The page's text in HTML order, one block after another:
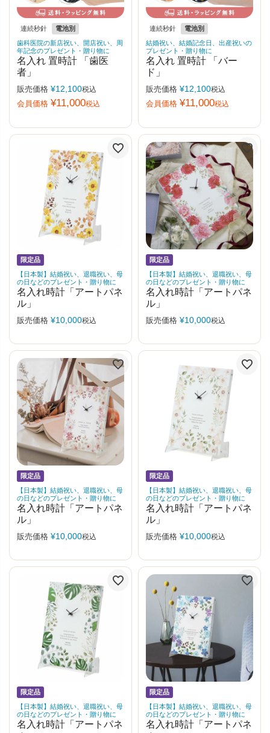
連続秒針
電池別
歯科医院の新店祝い、開店祝い、周
年記念のプレゼント・贈り物に
名入れ 置時計 「歯医
者」
販売価格 ¥12,100税込
会員価格 ¥11,000税込
連続秒針
電池別
結婚祝い、結婚記念日、出産祝いの
プレゼント・贈り物に
名入れ 置時計 「バー
ド」
販売価格 ¥12,100税込
会員価格 ¥11,000税込
限定品
【日本製】結婚祝い、退職祝い、母
の日などのプレゼント・贈り物に
名入れ時計「アートパネ
ル」
販売価格 ¥10,000税込
限定品
【日本製】結婚祝い、退職祝い、母
の日などのプレゼント・贈り物に
名入れ時計「アートパネ
ル」
販売価格 ¥10,000税込
限定品
【日本製】結婚祝い、退職祝い、母
の日などのプレゼント・贈り物に
名入れ時計「アートパネ
ル」
販売価格 ¥10,000税込
限定品
【日本製】結婚祝い、退職祝い、母
の日などのプレゼント・贈り物に
名入れ時計「アートパネ
ル」
販売価格 ¥10,000税込
限定品
【日本製】結婚祝い、退職祝い、母
の日などのプレゼント・贈り物に
名入れ時計「アートパネ
限定品
【日本製】結婚祝い、退職祝い、母
の日などのプレゼント・贈り物に
名入れ時計「アートパネ